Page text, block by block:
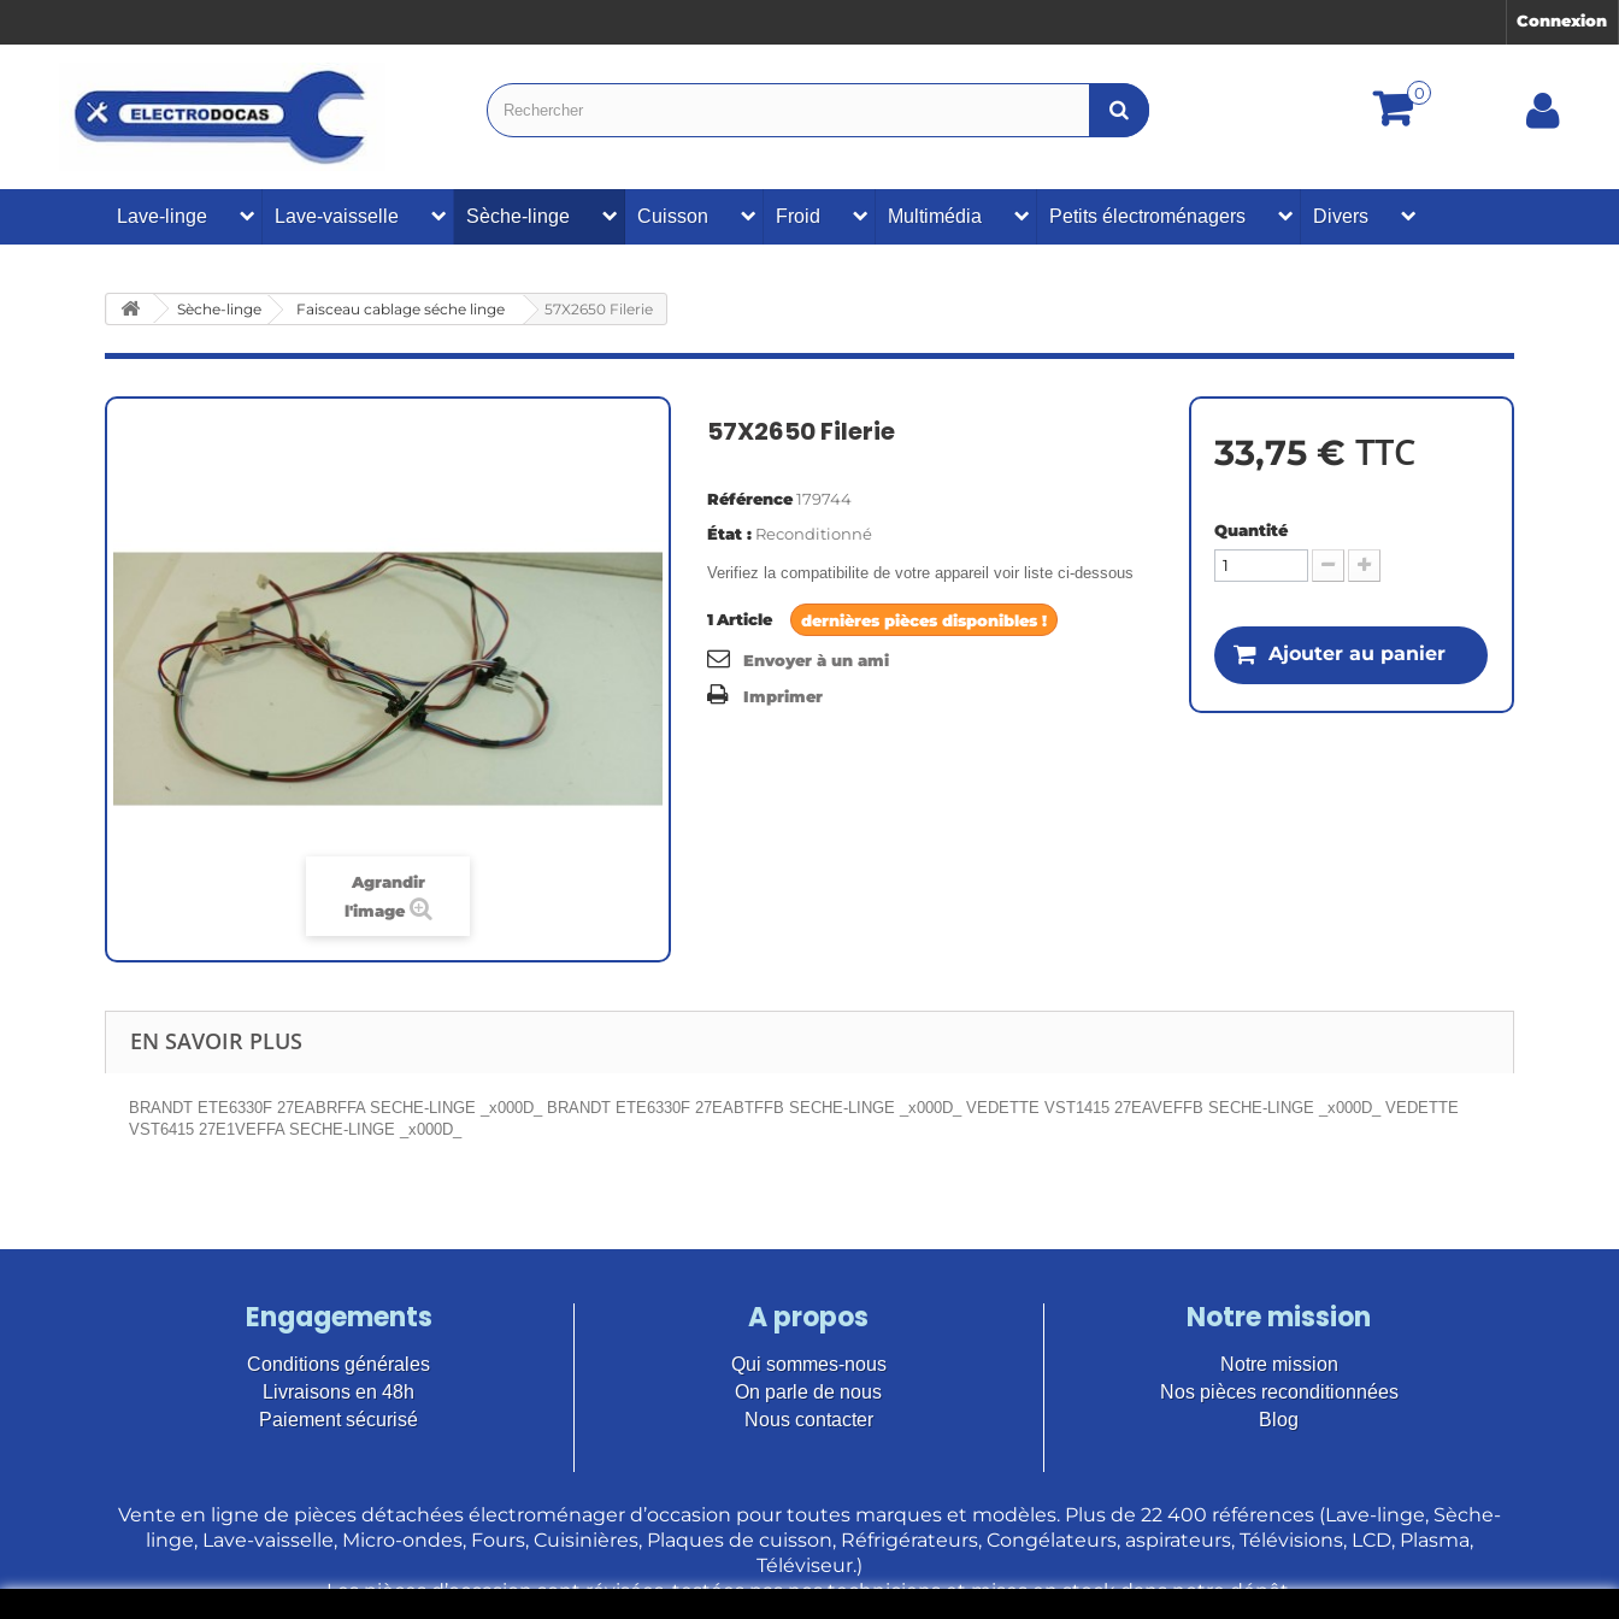
Connexion
0
Lave-linge Lave-vaisselle Sèche-linge Cuisson Froid Multimédia Petits électroménagers Divers
Sèche-linge Faisceau cablage séche linge 57X2650 Filerie
Agrandir
l'image
57X2650 Filerie
Référence179744
État : Reconditionné
Verifiez la compatibilite de votre appareil voir liste ci-dessous
1Article dernières pièces disponibles !
Envoyer à un ami
Imprimer
33,75 € TTC
Quantité
Ajouter au panier
EN SAVOIR PLUS
BRANDT ETE6330F 27EABRFFA SECHE-LINGE _x000D_ BRANDT ETE6330F 27EABTFFB SECHE-LINGE _x000D_ VEDETTE VST1415 27EAVEFFB SECHE-LINGE _x000D_ VEDETTE
VST6415 27E1VEFFA SECHE-LINGE _x000D_
Engagements
Conditions générales
Livraisons en 48h
Paiement sécurisé
A propos
Qui sommes-nous
On parle de nous
Nous contacter
Notre mission
Notre mission
Nos pièces reconditionnées
Blog
Vente en ligne de pièces détachées électroménager d’occasion pour toutes marques et modèles. Plus de 22 400 références (Lave-linge, Sèche-
linge, Lave-vaisselle, Micro-ondes, Fours, Cuisinières, Plaques de cuisson, Réfrigérateurs, Congélateurs, aspirateurs, Télévisions, LCD, Plasma,
Téléviseur.)
Les pièces d’occasion sont révisées, testées pas nos techniciens et mises en stock dans notre dépôt.